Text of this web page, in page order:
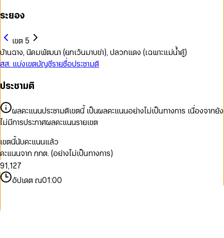
ระยอง
เขต 5
บ้านฉาง, นิคมพัฒนา (ยกเว้นมาบข่า), ปลวกแดง (เฉพาะแม่น้ำคู้)
สส. แบ่งเขตบัญชีรายชื่อประชามติ
ประชามติ
ผลคะแนนประชามติเขตนี้ เป็นผลคะแนนอย่างไม่เป็นทางการ เนื่องจากยัง
ไม่มีการประกาศผลคะแนนรายเขต
เขตนี้นับคะแนนแล้ว
คะแนนจาก กกต. (อย่างไม่เป็นทางการ)
0
1
2
3
4
5
6
7
8
9
0
1
2
3
,
0
1
2
3
0
1
2
3
4
1
2
3
4
5
6
7
8
9
อัปเดต ณ01:00